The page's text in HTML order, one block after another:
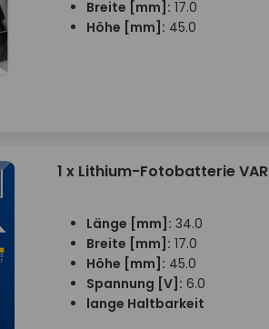
Breite [mm]: 17.0
Höhe [mm]: 45.0
1 x Lithium-Fotobatterie
Länge [mm]: 34.0
Breite [mm]: 17.0
Höhe [mm]: 45.0
Spannung [V]: 6.0
lange Haltbarkeit